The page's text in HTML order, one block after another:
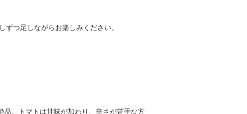
つ足しながらお楽しみください。
品。トマトは甘味が加わり、辛さが苦手な方